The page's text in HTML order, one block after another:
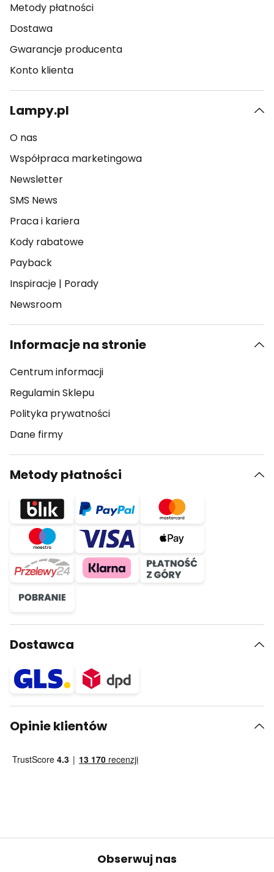
Metody płatności
Dostawa
Gwarancje producenta
Konto klienta
Lampy.pl
O nas
Współpraca marketingowa
Newsletter
SMS News
Praca i kariera
Kody rabatowe
Payback
Inspiracje | Porady
Newsroom
Informacje na stronie
Centrum informacji
Regulamin Sklepu
Polityka prywatności
Dane firmy
Metody płatności
Dostawca
Opinie klientów
Obserwuj nas